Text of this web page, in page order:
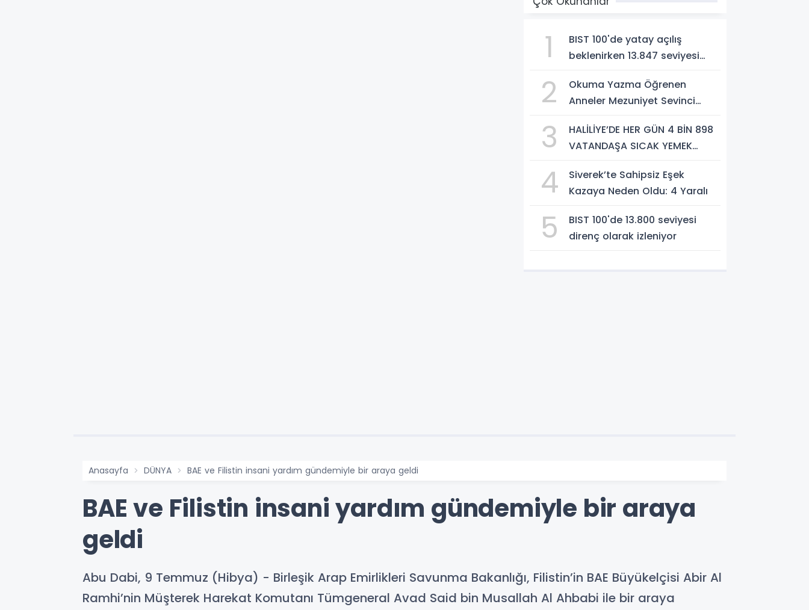
1
BIST 100'de yatay açılış
beklenirken 13.847 seviyesi
2
Okuma Yazma Öğrenen
Anneler Mezuniyet Sevinci
3
HALİLİYE’DE HER GÜN 4 BİN 898
VATANDAŞA SICAK YEMEK
4
Siverek’te Sahipsiz Eşek
Kazaya Neden Oldu: 4 Yaralı
5
BIST 100'de 13.800 seviyesi
direnç olarak izleniyor
Anasayfa DÜNYA BAE ve Filistin insani yardım gündemiyle bir araya geldi
BAE ve Filistin insani yardım gündemiyle bir araya
geldi
Abu Dabi, 9 Temmuz (Hibya) - Birleşik Arap Emirlikleri Savunma Bakanlığı, Filistin’in BAE Büyükelçisi Abir Al
Ramhi’nin Müşterek Harekat Komutanı Tümgeneral Avad Said bin Musallah Al Ahbabi ile bir araya